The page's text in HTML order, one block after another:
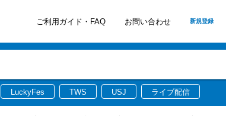
ご利用ガイド・FAQ お問い合わせ 新規登録
LuckyFes TWS USJ ライブ配信